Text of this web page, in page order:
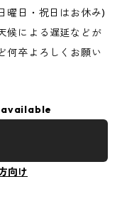
曜日・祝日はお休み)
候による遅延などが
何卒よろしくお願い
向け